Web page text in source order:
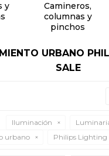
y
Camineros,
columnas y
pinchos
URBANO
SALE
Iluminación
urbano
Philips Lighting